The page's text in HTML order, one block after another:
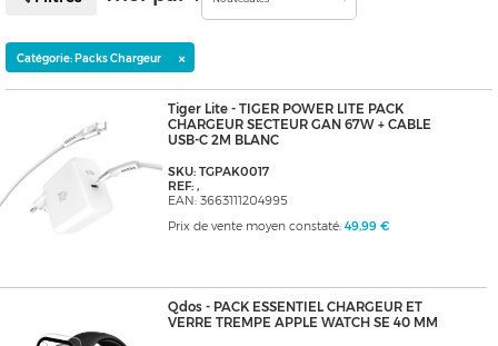
Catégorie: Packs Chargeur ×
Tiger Lite - TIGER POWER LITE PACK
CHARGEUR SECTEUR GAN 67W + CABLE
USB-C 2M BLANC
SKU: TGPAK0017
REF: ,
EAN: 3663111204995
Prix de vente moyen constaté: 49,99 €
Qdos - PACK ESSENTIEL CHARGEUR ET
VERRE TREMPE APPLE WATCH SE 40 MM